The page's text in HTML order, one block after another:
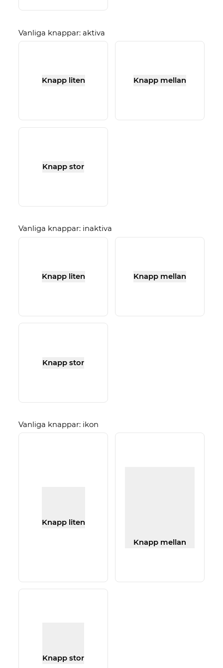
Vanliga knappar: aktiva
Knapp liten Knapp mellan
Knapp stor
Vanliga knappar: inaktiva
Knapp liten Knapp mellan
Knapp stor
Vanliga knappar: ikon
Knapp liten
Knapp mellan
Knapp stor